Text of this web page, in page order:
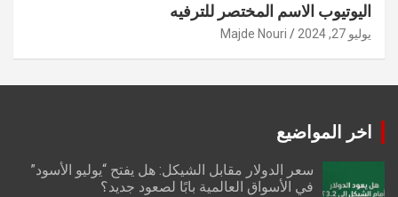
اليوتيوب الاسم المختصر للترفيه
يوليو 27, 2024 Majde Nouri
اخر المواضيع
سعر الدولار مقابل الشيكل: هل يفتح “يوليو الأسود”
في الأسواق العالمية بابًا لصعود جديد؟